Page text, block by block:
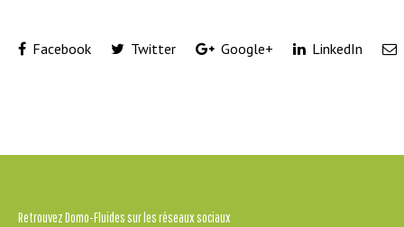
Facebook Twitter Google+ LinkedIn
Retrouvez Domo-Fluides sur les réseaux sociaux